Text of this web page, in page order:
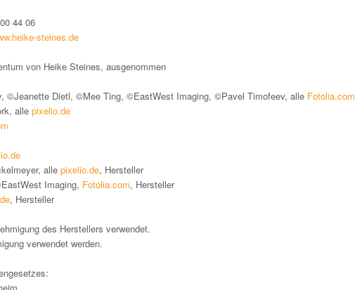
44 06
steines.de
von Heike Steines, ausgenommen
©Jeanette Dietl, ©Mee Ting, ©EastWest Imaging, ©Pavel Timofeev, alle Fotolia.com
alle pixelio.de
alle pixelio.de, Hersteller
Imaging, Fotolia.com, Hersteller
, Hersteller
des Herstellers verwendet.
verwendet werden.